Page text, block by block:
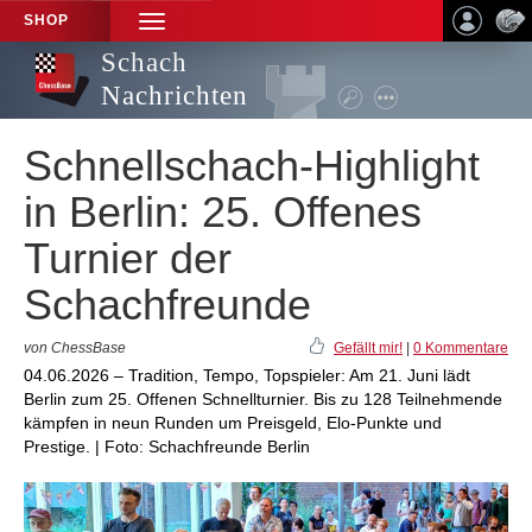
SHOP
TOGGLE
NAVIGATION
Schach
Nachrichten
Schnellschach-Highlight
in Berlin: 25. Offenes
Turnier der
Schachfreunde
von ChessBase Gefällt mir! 0 Kommentare
04.06.2026 – Tradition, Tempo, Topspieler: Am 21. Juni lädt
Berlin zum 25. Offenen Schnellturnier. Bis zu 128 Teilnehmende
kämpfen in neun Runden um Preisgeld, Elo-Punkte und
Prestige. | Foto: Schachfreunde Berlin